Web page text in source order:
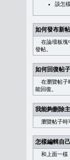
該怎
如何發布新
在論壇板塊
發帖。
如何回復帖
在瀏覽帖子
能回復。
我能夠刪除
瀏覽帖子時
怎樣編輯自
和上面一樣